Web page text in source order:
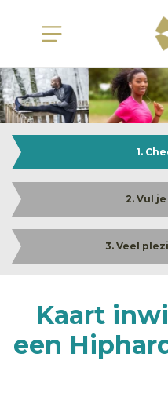
1.
2. Vul
3. Veel
Kaart
een